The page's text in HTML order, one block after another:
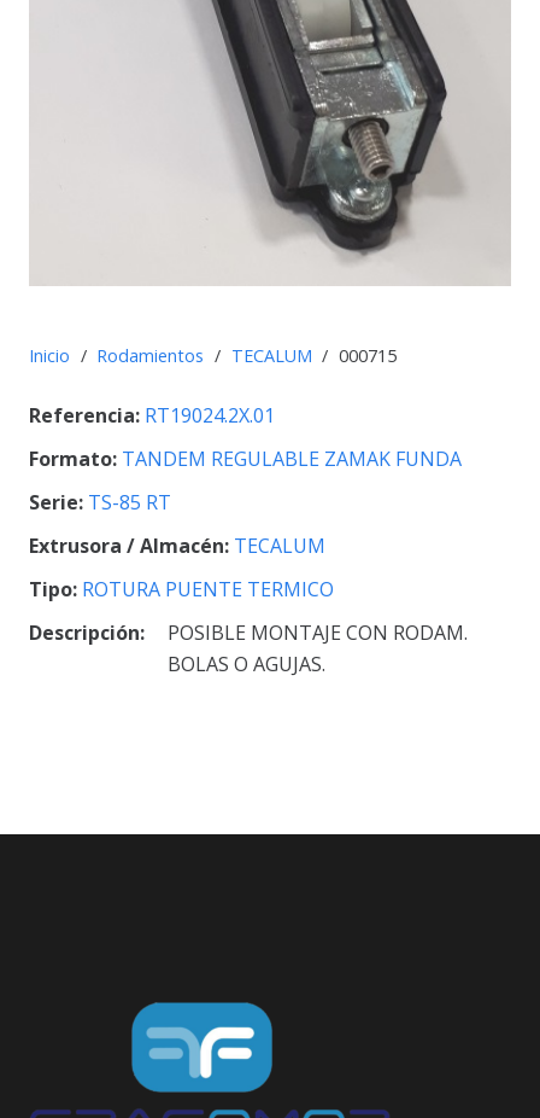
Inicio / Rodamientos / TECALUM / 000715
Referencia: RT19024.2X.01
Formato: TANDEM REGULABLE ZAMAK FUNDA
Serie: TS-85 RT
Extrusora / Almacén: TECALUM
Tipo: ROTURA PUENTE TERMICO
Descripción:
POSIBLE MONTAJE CON RODAM.
BOLAS O AGUJAS.